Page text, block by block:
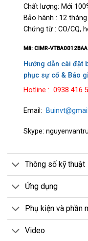
Chất lượng: Mới
Bảo hành : 12
Chứng từ : CO/CQ,
Mã:CIMR-VTBA0012BAA
Hướng dẫn cài đặt
phục sự cố & Báo
Hotline : 0938 416
Email:
Skype:
Thông số kỹ thuật
Ứng dụng
Phụ kiện và phần
Video